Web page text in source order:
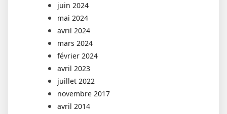
juin 2024
mai 2024
avril 2024
mars 2024
février 2024
avril 2023
juillet 2022
novembre 2017
avril 2014